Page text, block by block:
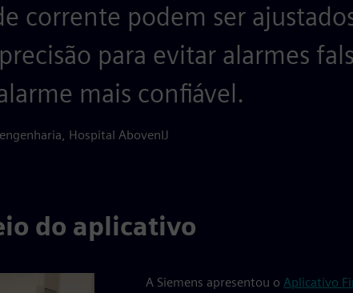
corrente podem ser
para evitar alarmes
mais confiável.
Hospital AbovenIJ
do aplicativo
A Siemens apresentou o Aplicativo